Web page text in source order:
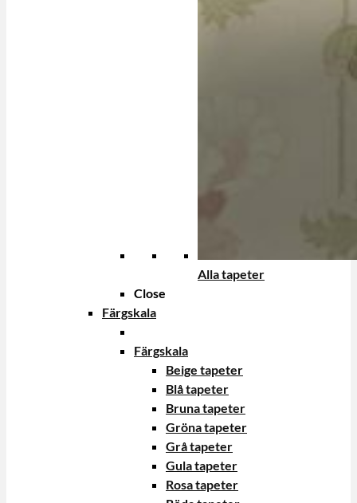
Alla tapeter
Close
Färgskala
Färgskala
Beige tapeter
Blå tapeter
Bruna tapeter
Gröna tapeter
Grå tapeter
Gula tapeter
Rosa tapeter